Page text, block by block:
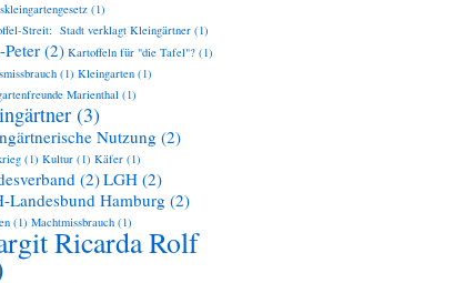
(1)
Streit: Stadt verklagt Kleingärtner (1)
(2) Kartoffeln für "die Tafel"? (1)
(1) Kleingarten (1)
Marienthal (1)
(3)
Nutzung (2)
(1) Kultur (1) Käfer (1)
(2)LGH (2)
Landesbund Hamburg (2)
(1) Machtmissbrauch (1)
Ricarda Rolf